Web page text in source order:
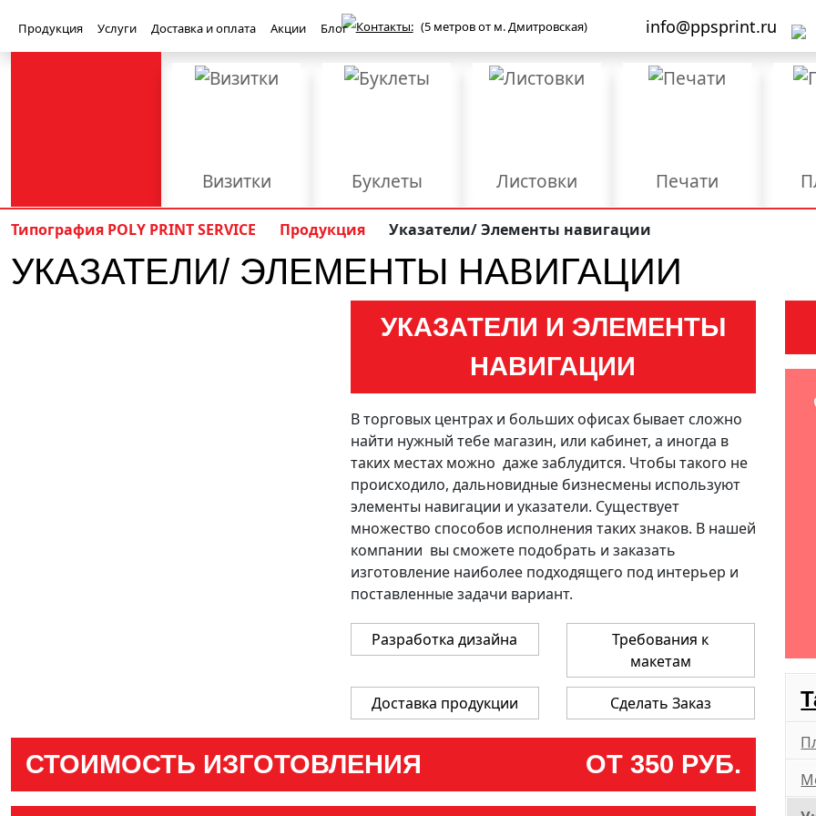
Продукция Услуги Доставка и оплата Акции Блог Контакты: (5 метров от м. Дмитровская) info@ppsprint.ru
Визитки Буклеты Листовки Печати
Баннеры Бейджи Бланки Брошюры/Каталоги
Книги Конверты Мерч и сувенирка Объемные буквы
Световые короба Упаковка Фирменные папки
Размещение и
регистрация
Термоперенос Тиражирование Тиснение
Цифровая печать Шелкография Широкоформатная
печать
Типография POLY PRINT SERVICE Продукция Указатели/ Элементы навигации
УКАЗАТЕЛИ/ ЭЛЕМЕНТЫ НАВИГАЦИИ
УКАЗАТЕЛИ И ЭЛЕМЕНТЫ
НАВИГАЦИИ
В торговых центрах и больших офисах бывает сложно
найти нужный тебе магазин, или кабинет, а иногда в
таких местах можно даже заблудится. Чтобы такого не
происходило, дальновидные бизнесмены используют
элементы навигации и указатели. Существует
множество способов исполнения таких знаков. В нашей
компании вы сможете подобрать и заказать
изготовление наиболее подходящего под интерьер и
поставленные задачи вариант.
Разработка дизайна
Требования к
макетам
Доставка продукции Сделать Заказ
СТОИМОСТЬ ИЗГОТОВЛЕНИЯ ОТ 350 РУБ.